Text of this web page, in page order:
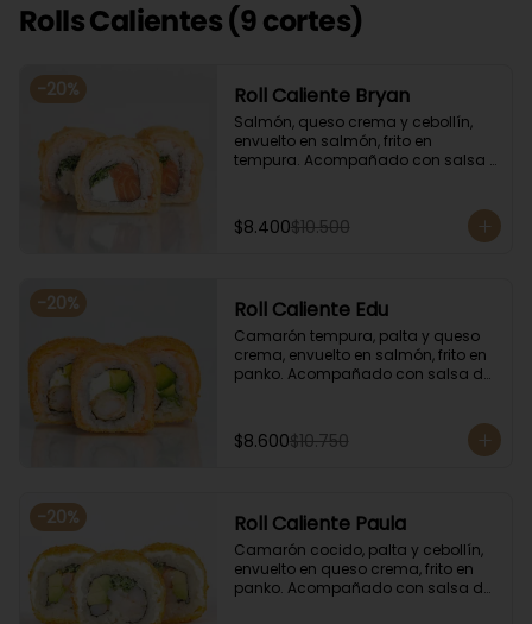
Rolls Calientes (9 cortes)
-20% Roll Caliente Bryan
Salmón, queso crema y cebollín,
envuelto en salmón, frito en
tempura. Acompañado con salsa
$8.400$10.500
-20% Roll Caliente Edu
Camarón tempura, palta y queso
crema, envuelto en salmón, frito en
panko. Acompañado con salsa de
$8.600$10.750
-20% Roll Caliente Paula
Camarón cocido, palta y cebollín,
envuelto en queso crema, frito en
panko. Acompañado con salsa de